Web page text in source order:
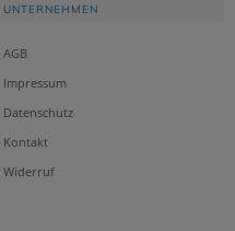
UNTERNEHMEN
AGB
Impressum
Datenschutz
Kontakt
Widerruf